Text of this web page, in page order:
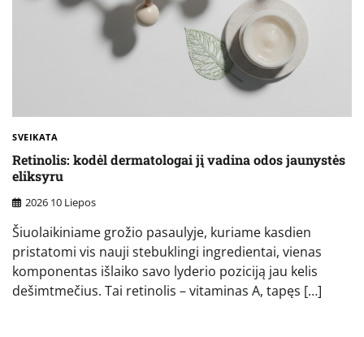
SVEIKATA
Retinolis: kodėl dermatologai jį vadina odos jaunystės
eliksyru
2026 10 Liepos
Šiuolaikiniame grožio pasaulyje, kuriame kasdien
pristatomi vis nauji stebuklingi ingredientai, vienas
komponentas išlaiko savo lyderio poziciją jau kelis
dešimtmečius. Tai retinolis – vitaminas A, tapęs […]